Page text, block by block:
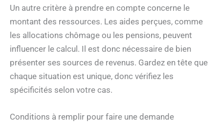
Un autre critère à prendre en compte concerne le
montant des ressources. Les aides perçues, comme
les allocations chômage ou les pensions, peuvent
influencer le calcul. Il est donc nécessaire de bien
présenter ses sources de revenus. Gardez en tête que
chaque situation est unique, donc vérifiez les
spécificités selon votre cas.
Conditions à remplir pour faire une demande